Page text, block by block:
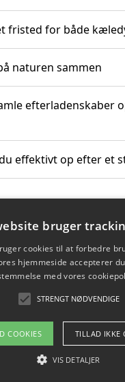
fristed for både
naturen sammen
efterladenskaber
effektivt op efter et
Copyright 2026 - Pilanto
/ kontakt
Blog
bruger
cookies til at forbedre
hjemmeside accepterer
med vores
STRENGT NØDVENDIGE
COOKIES TILLAD IKKE
VIS DETALJER